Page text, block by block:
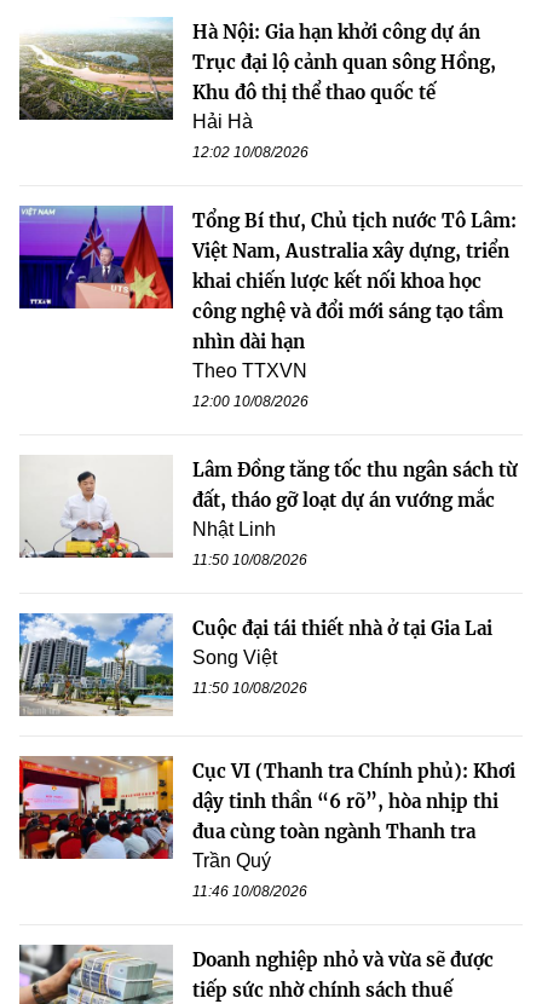
Hà Nội: Gia hạn khởi công dự án
Trục đại lộ cảnh quan sông Hồng,
Khu đô thị thể thao quốc tế
Hải Hà
12:02 10/08/2026
Tổng Bí thư, Chủ tịch nước Tô Lâm:
Việt Nam, Australia xây dựng, triển
khai chiến lược kết nối khoa học
công nghệ và đổi mới sáng tạo tầm
nhìn dài hạn
Theo TTXVN
12:00 10/08/2026
Lâm Đồng tăng tốc thu ngân sách từ
đất, tháo gỡ loạt dự án vướng mắc
Nhật Linh
11:50 10/08/2026
Cuộc đại tái thiết nhà ở tại Gia Lai
Song Việt
11:50 10/08/2026
Cục VI (Thanh tra Chính phủ): Khơi
dậy tinh thần “6 rõ”, hòa nhịp thi
đua cùng toàn ngành Thanh tra
Trần Quý
11:46 10/08/2026
Doanh nghiệp nhỏ và vừa sẽ được
tiếp sức nhờ chính sách thuế